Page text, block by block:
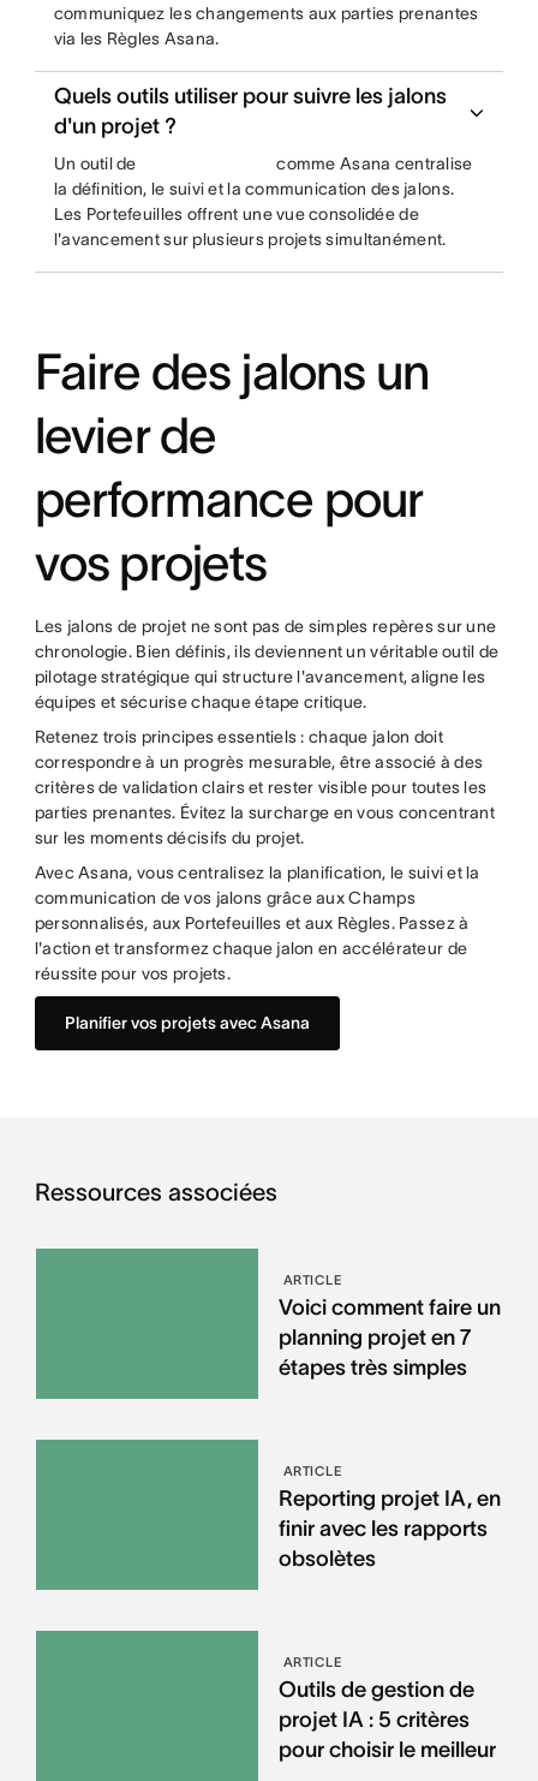
communiquez les changements aux parties prenantes
via les Règles Asana.
Quels outils utiliser pour suivre les jalons
d'un projet ?
Un outil de
comme Asana centralise
la définition, le suivi et la communication des jalons.
Les Portefeuilles offrent une vue consolidée de
l'avancement sur plusieurs projets simultanément.
Faire des jalons un
levier de
performance pour
vos projets
Les jalons de projet ne sont pas de simples repères sur une
chronologie. Bien définis, ils deviennent un véritable outil de
pilotage stratégique qui structure l'avancement, aligne les
équipes et sécurise chaque étape critique.
Retenez trois principes essentiels : chaque jalon doit
correspondre à un progrès mesurable, être associé à des
critères de validation clairs et rester visible pour toutes les
parties prenantes. Évitez la surcharge en vous concentrant
sur les moments décisifs du projet.
Avec Asana, vous centralisez la planification, le suivi et la
communication de vos jalons grâce aux Champs
personnalisés, aux Portefeuilles et aux Règles. Passez à
l'action et transformez chaque jalon en accélérateur de
réussite pour vos projets.
Planifier vos projets avec Asana
Ressources associées
ARTICLE
Voici comment faire un
planning projet en 7
étapes très simples
ARTICLE
Reporting projet IA, en
finir avec les rapports
obsolètes
ARTICLE
Outils de gestion de
projet IA : 5 critères
pour choisir le meilleur